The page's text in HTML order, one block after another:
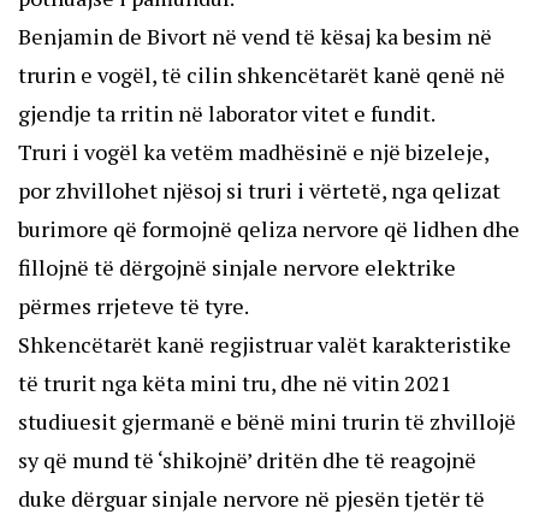
Benjamin de Bivort në vend të kësaj ka besim në
trurin e vogël, të cilin shkencëtarët kanë qenë në
gjendje ta rritin në laborator vitet e fundit.
Truri i vogël ka vetëm madhësinë e një bizeleje,
por zhvillohet njësoj si truri i vërtetë, nga qelizat
burimore që formojnë qeliza nervore që lidhen dhe
fillojnë të dërgojnë sinjale nervore elektrike
përmes rrjeteve të tyre.
Shkencëtarët kanë regjistruar valët karakteristike
të trurit nga këta mini tru, dhe në vitin 2021
studiuesit gjermanë e bënë mini trurin të zhvillojë
sy që mund të ‘shikojnë’ dritën dhe të reagojnë
duke dërguar sinjale nervore në pjesën tjetër të